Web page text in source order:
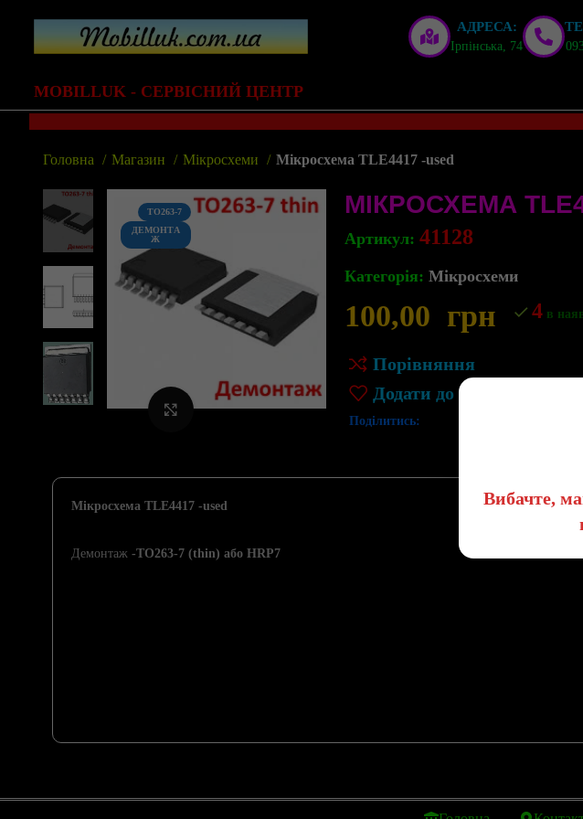
АДРЕСА:
Ірпінська, 74
MOBILLUK - СЕРВІСНИЙ ЦЕНТР
Головна Магазин Мікросхеми Мікросхема TLE4417 -used
TO263-7
ДЕМОНТА
Ж
Клацніть, щоб збільшити
МІКРОСХЕМА
Артикул:41128
Категорія: Мікросхеми
100,00 грн 4 в
Порівняння
Додати до списку бажань
Поділитись:
Мікросхема TLE4417 -used
Демонтаж -TO263-7 (thin) або HRP7
Вибачте,